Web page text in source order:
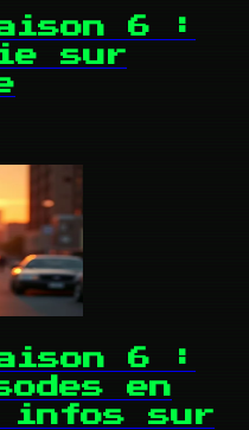
6 :
sur
6 :
en
infos sur